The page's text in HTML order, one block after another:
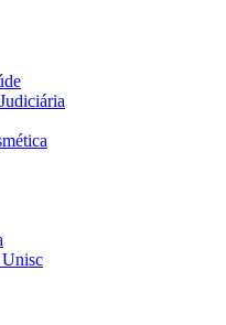
Unisc